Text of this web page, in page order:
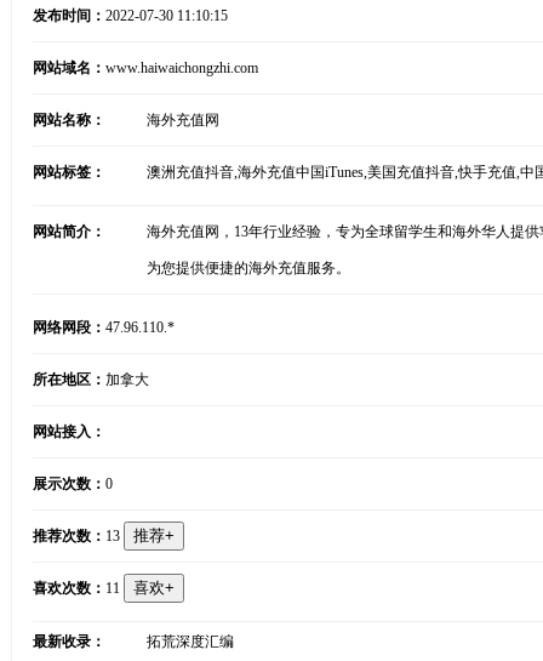
发布时间： 2022-07-30 11:10:15
网站域名： www.haiwaichongzhi.com
网站名称： 海外充值网
网站标签： 澳洲充值抖音,海外充值中国iTunes,美国充值抖音,快手充值,
网站简介： 海外充值网，13年行业经验，专为全球留学生和海外华人提
为您提供便捷的海外充值服务。
网络网段： 47.96.110.*
所在地区： 加拿大
网站接入：
展示次数： 0
推荐次数： 13
喜欢次数： 11
最新收录： 拓荒深度汇编